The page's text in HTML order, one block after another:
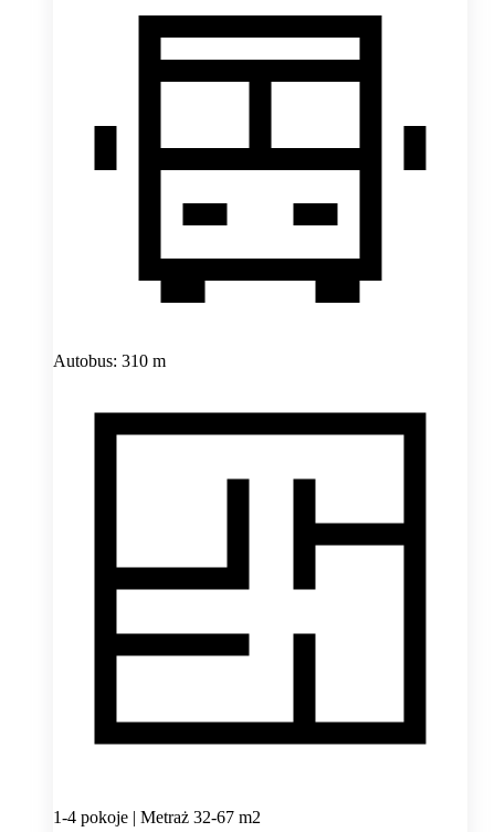
Autobus: 310 m
1-4 pokoje | Metraż 32-67 m2